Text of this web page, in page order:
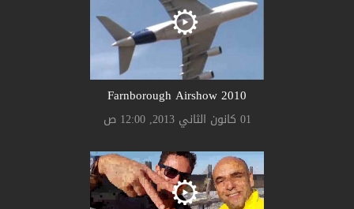
Farnborough Airshow 2010
01 كانون الثاني 2013, 12:00 ص